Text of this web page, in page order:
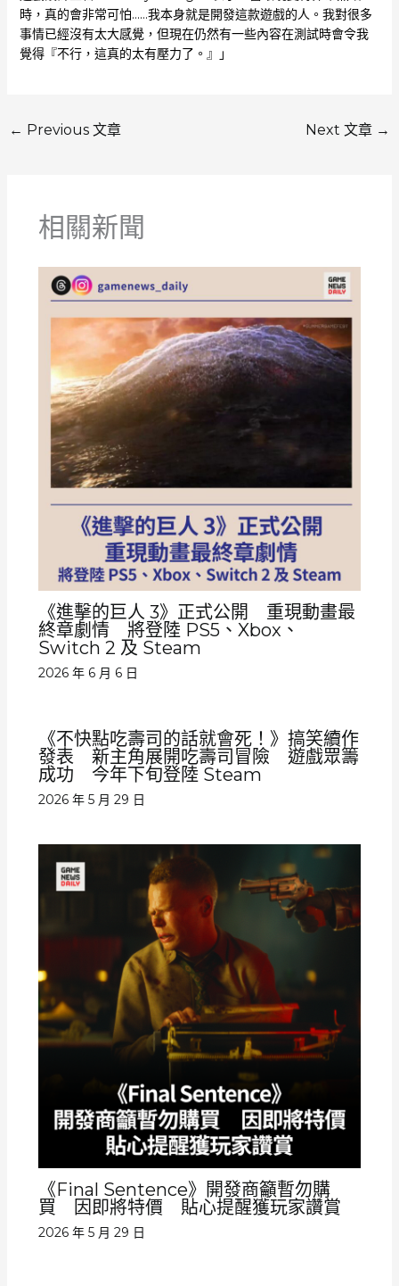
時，真的會非常可怕……我本身就是開發這款遊戲的人。我對很多
事情已經沒有太大感覺，但現在仍然有一些內容在測試時會令我
覺得『不行，這真的太有壓力了。』」
← Previous 文章 Next 文章 →
相關新聞
《進擊的巨人 3》正式公開 重現動畫最
終章劇情 將登陸 PS5、Xbox、
Switch 2 及 Steam
2026 年 6 月 6 日
《不快點吃壽司的話就會死！》搞笑續作
發表 新主角展開吃壽司冒險 遊戲眾籌
成功 今年下旬登陸 Steam
2026 年 5 月 29 日
《Final Sentence》開發商籲暫勿購
買 因即將特價 貼心提醒獲玩家讚賞
2026 年 5 月 29 日